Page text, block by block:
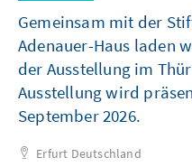
Gemeinsam mit der
Adenauer-Haus laden
der Ausstellung im
Ausstellung wird
September 2026.
Erfurt Deutschland